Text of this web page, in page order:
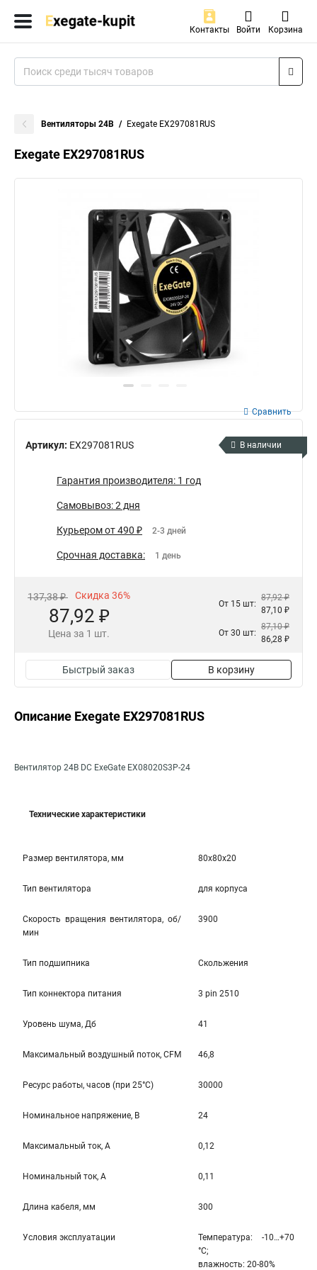
Контакты Войти Корзина
Вентиляторы 24В Exegate EX297081RUS
Exegate EX297081RUS
Артикул: EX297081RUS
Сравнить
В наличии
Гарантия производителя: 1 год
Самовывоз: 2 дня
Курьером от 490 ₽ 2-3 дней
Срочная доставка: 1 день
137,38 ₽ Скидка 36%
87,92 ₽
Цена за 1 шт.
От 15 шт:
87,92 ₽
87,10 ₽
От 30 шт:
87,10 ₽
86,28 ₽
Быстрый заказ В корзину
Описание Exegate EX297081RUS
Вентилятор 24В DC ExeGate EX08020S3P-24
Технические характеристики
Размер вентилятора, мм 80x80x20
Тип вентилятора для корпуса
Скорость вращения вентилятора, об/
мин
3900
Тип подшипника Скольжения
Тип коннектора питания 3 pin 2510
Уровень шума, Дб 41
Максимальный воздушный поток, CFM 46,8
Ресурс работы, часов (при 25°C) 30000
Номинальное напряжение, В 24
Максимальный ток, А 0,12
Номинальный ток, А 0,11
Длина кабеля, мм 300
Условия эксплуатации
Температура: -10…+70
°С;
влажность: 20-80%